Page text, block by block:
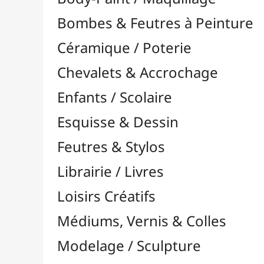
Feutres & Stylos
Librairie / Livres
Loisirs Créatifs
Médiums, Vernis & Colles
Modelage / Sculpture
Peintures / Couleurs
Résines / Moulage
Supports Dessin & Peinture
Transport / Rangement
Vannerie / Rotin
Papeterie & Bureau